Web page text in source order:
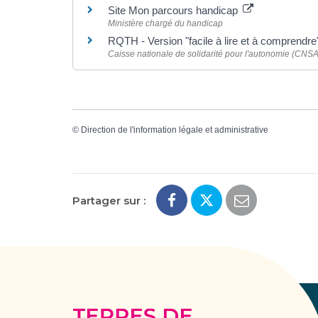
Site Mon parcours handicap
Ministère chargé du handicap
RQTH - Version "facile à lire et à
Caisse nationale de solidarité pour l'autonomie
© Direction de l'information légale et administrative
Partager sur :